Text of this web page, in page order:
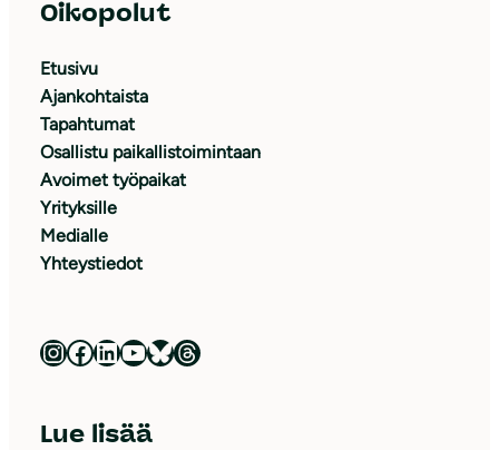
Oikopolut
Etusivu
Ajankohtaista
Tapahtumat
Osallistu paikallistoimintaan
Avoimet työpaikat
Yrityksille
Medialle
Yhteystiedot
Luonnonsuojeluliitto Instagramissa Luonnonsuojeluliitto Facebookissa Luonnonsuojeluliitto LinkedInissä Luonnonsuojeluliiton YouTube-kanava Luonnonsuojeluliitto Blueskyssa Luonnonsuojeluliitto Threadsissa
Lue lisää